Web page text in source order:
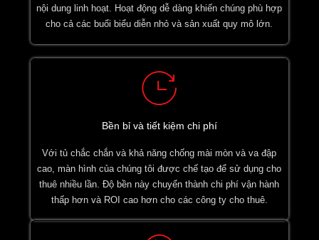
nội dung linh hoạt. Hoạt động dễ dàng khiến chúng phù hợp
cho cả các buổi biểu diễn nhỏ và sản xuất quy mô lớn.
Bền bỉ và tiết kiệm chi phí
Với tủ chắc chắn và khả năng chống mài mòn và va đập
cao, màn hình của chúng tôi được chế tạo để sử dụng cho
thuê nhiều lần. Độ bền này chuyển thành chi phí vận hành
thấp hơn và ROI cao hơn cho các công ty cho thuê.